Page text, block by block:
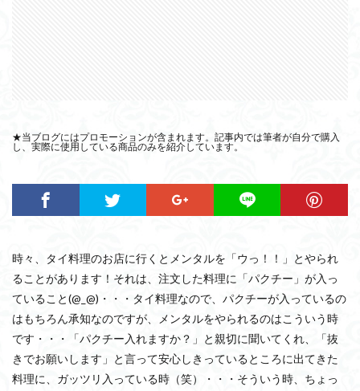
★当ブログにはプロモーションが含まれます。記事内では筆者が自分で購入
し、実際に使用している商品のみを紹介しています。
時々、タイ料理のお店に行くとメンタルを「ウっ！！」とやられ
ることがあります！それは、注文した料理に「パクチー」が入っ
ていること(@_@)・・・タイ料理なので、パクチーが入っているの
はもちろん承知なのですが、メンタルをやられるのはこういう時
です・・・「パクチー入れますか？」と親切に聞いてくれ、「抜
きでお願いします」と言って安心しきっているところに出てきた
料理に、ガッツリ入っている時（笑）・・・そういう時、ちょっ